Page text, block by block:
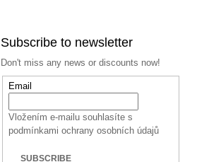
Subscribe to newsletter
Don't miss any news or discounts now!
Email
Vložením e-mailu souhlasíte s
podmínkami ochrany osobních údajů
SUBSCRIBE